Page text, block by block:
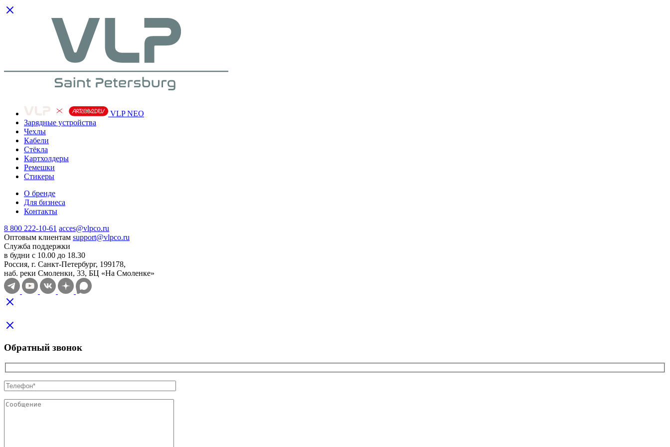
VLP NEO
Зарядные устройства
Чехлы
Кабели
Cтёкла
Картхолдеры
Ремешки
Стикеры
О бренде
Для бизнеса
Контакты
8 800 222-10-61 acces@vlpco.ru
Оптовым клиентам support@vlpco.ru
Служба поддержки
в будни с 10.00 до 18.30
Россия, г. Санкт-Петербург, 199178,
наб. реки Смоленки, 33, БЦ «На Смоленке»
Обратный звонок